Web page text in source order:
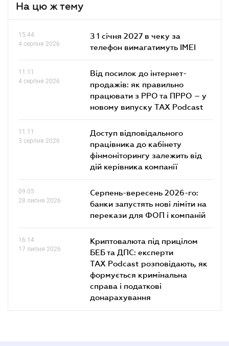
На цю ж тему
15.44
4 серпня 2026
З 1 січня 2027 в чеку за
телефон вимагатимуть IMEI
11.11
4 серпня 2026
Від посилок до інтернет-
продажів: як правильно
працювати з РРО та ПРРО – у
новому випуску TAX Podcast
11.11
3 серпня 2026
Доступ відповідального
працівника до кабінету
фінмоніторингу залежить від
дій керівника компанії
09.05
28 липня 2026
Серпень-вересень 2026-го:
банки запустять нові ліміти на
перекази для ФОП і компаній
16.14
17 липня 2026
Криптовалюта під прицілом
БЕБ та ДПС: експерти
TAX Podcast розповідають, як
формується кримінальна
справа і податкові
донарахування